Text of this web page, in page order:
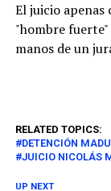
El juicio
"hombre fuerte"
manos de un
RELATED TOPICS:
DETENCIÓN
JUICIO NICOLÁS
UP NEXT